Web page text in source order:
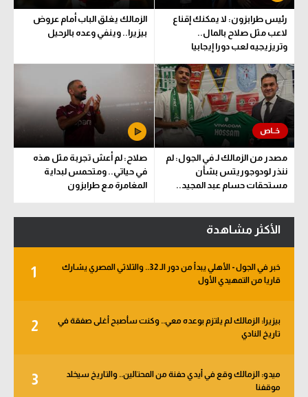
رئيس طرابزون: لا يمكنك إقناع
لاعب مثل صلاح بالمال..
وتريزيجيه لعب دورا إيجابيا
الزمالك يغلق الباب أمام عروض
بيزيرا.. وينفي وعده بالرحيل
مصدر من الزمالك لـ في الجول: لم
ننذر لودوجوريتس بشأن
مستحقات حسام عبد المجيد..
صلاح: لم أعش تجربة مثل هذه
في حياتي.. ومتحمس لبداية
المغامرة مع طرابزون
الأكثر مشاهدة
1
خبر في الجول - الأهلي يبدأ من دور الـ 32.. والثلاثي المصري يشارك
قاريا من التمهيدي الأول
2
بيزيرا: الزمالك لم يلتزم بوعده معي.. وكنت سأصبح أغلى صفقة في
تاريخ النادي
3
ميدو: الزمالك وقع في أيدي حفنة من المحتالين.. والتاريخ سيخلد
موقفنا